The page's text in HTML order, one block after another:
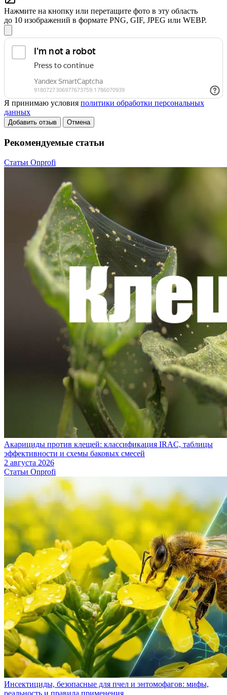
Нажмите на кнопку или перетащите фото в эту область
до 10 изображений в формате PNG, GIF, JPEG или WEBP.
Я принимаю условия политики обработки персональных
данных
Добавить отзыв Отмена
Рекомендуемые статьи
Статьи Onprofi
Акарициды против клещей: классификация IRAC, таблицы
эффективности и схемы баковых смесей
2 августа 2026
Статьи Onprofi
Инсектициды, безопасные для пчел и энтомофагов: мифы,
реальность и правила применения